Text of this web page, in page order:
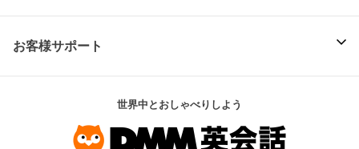
お客様サポート
世界中とおしゃべりしよう